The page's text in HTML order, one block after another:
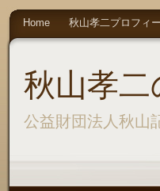
秋山孝二
公益財団法人秋山
Home 秋山孝二プロフィ